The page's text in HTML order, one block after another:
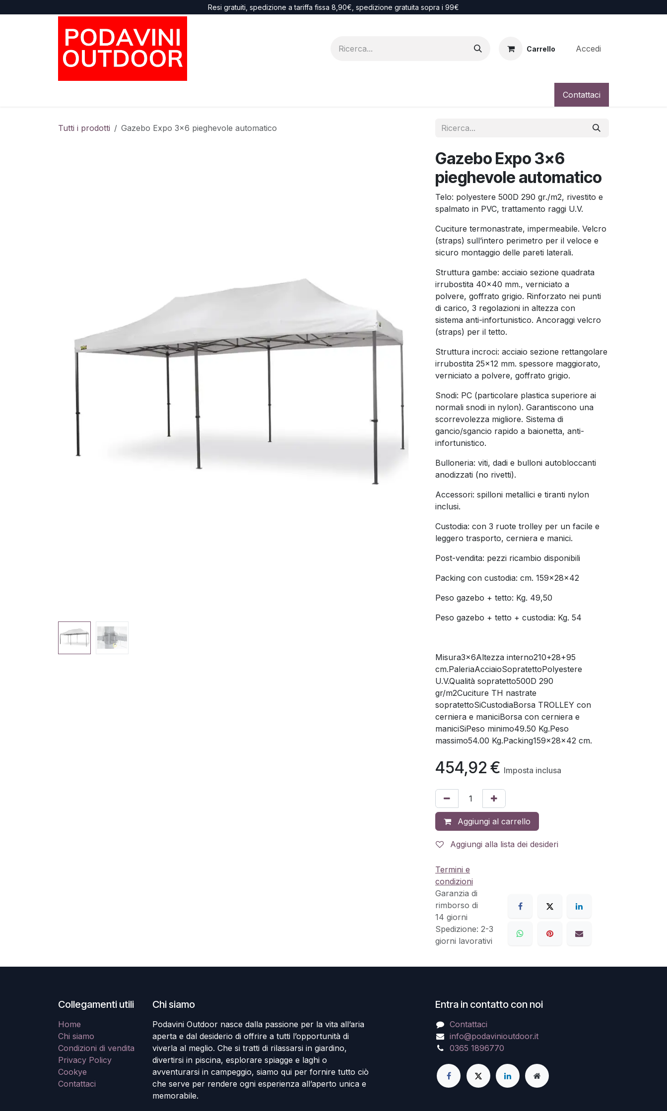
Resi gratuiti, spedizione a tariffa fissa 8,90€, spedizione gratuita sopra i 99€
Carrello Accedi
Contattaci
Tutti i prodotti Gazebo Expo 3x6 pieghevole automatico
Gazebo Expo 3x6
pieghevole automatico
Telo: polyestere 500D 290 gr./m2, rivestito e
spalmato in PVC, trattamento raggi U.V.
Cuciture termonastrate, impermeabile. Velcro
(straps) sull’intero perimetro per il veloce e
sicuro montaggio delle pareti laterali.
Struttura gambe: acciaio sezione quadrata
irrubostita 40x40 mm., verniciato a
polvere, goffrato grigio. Rinforzato nei punti
di carico, 3 regolazioni in altezza con
sistema anti-infortunistico. Ancoraggi velcro
(straps) per il tetto.
Struttura incroci: acciaio sezione rettangolare
irrubostita 25x12 mm. spessore maggiorato,
verniciato a polvere, goffrato grigio.
Snodi: PC (particolare plastica superiore ai
normali snodi in nylon). Garantiscono una
scorrevolezza migliore. Sistema di
gancio/sgancio rapido a baionetta, anti-
infortunistico.
Bulloneria: viti, dadi e bulloni autobloccanti
anodizzati (no rivetti).
Accessori: spilloni metallici e tiranti nylon
inclusi.
Custodia: con 3 ruote trolley per un facile e
leggero trasporto, cerniera e manici.
Post-vendita: pezzi ricambio disponibili
Packing con custodia: cm. 159x28x42
Peso gazebo + tetto: Kg. 49,50
Peso gazebo + tetto + custodia: Kg. 54
Misura3x6Altezza interno210+28+95
cm.PaleriaAcciaioSopratettoPolyestere
U.V.Qualità sopratetto500D 290
gr/m2Cuciture TH nastrate
sopratettoSiCustodiaBorsa TROLLEY con
cerniera e maniciBorsa con cerniera e
maniciSiPeso minimo49.50 Kg.Peso
massimo54.00 Kg.Packing159x28x42 cm.
454,92 € Imposta inclusa
Aggiungi al carrello
Aggiungi alla lista dei desideri
Termini e
condizioni
Garanzia di
rimborso di
14 giorni
Spedizione: 2-3
giorni lavorativi
Collegamenti utili
Home
Chi siamo
Condizioni di vendita
Privacy Policy
Cookye
Contattaci
Chi siamo
Podavini Outdoor nasce dalla passione per la vita all’aria
aperta e dal desiderio di offrire a tutti l’opportunità di
viverla al meglio. Che si tratti di rilassarsi in giardino,
divertirsi in piscina, esplorare spiagge e laghi o
avventurarsi in campeggio, siamo qui per fornire tutto ciò
che serve per rendere ogni esperienza all’aperto unica e
memorabile.
Entra in contatto con noi
Contattaci
info@podavinioutdoor.it
0365 1896770